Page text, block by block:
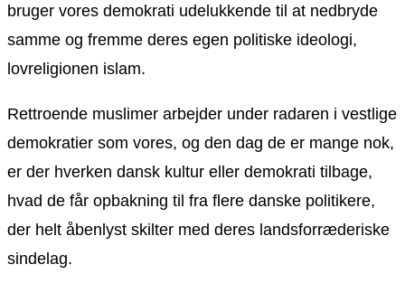
bruger vores demokrati udelukkende til at nedbryde
samme og fremme deres egen politiske ideologi,
lovreligionen islam.
Rettroende muslimer arbejder under radaren i vestlige
demokratier som vores, og den dag de er mange nok,
er der hverken dansk kultur eller demokrati tilbage,
hvad de får opbakning til fra flere danske politikere,
der helt åbenlyst skilter med deres landsforræderiske
sindelag.